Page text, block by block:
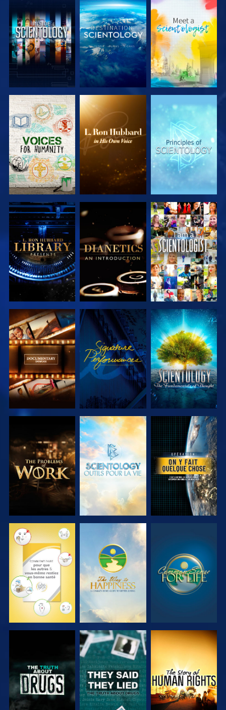
DÉCOUVRIR
LES SÉRIES
DÉCOUVRIR
LES SÉRIES
DÉCOUVRIR
LES SÉRIES
DÉCOUVRIR
LES SÉRIES
DÉCOUVRIR
LES SÉRIES
REGARDER
DÉCOUVRIR
LES SÉRIES
REGARDER
DÉCOUVRIR
LES SÉRIES
DÉCOUVRIR
LES SÉRIES
DÉCOUVRIR
LES SÉRIES
REGARDER
REGARDER REGARDER REGARDER
REGARDER REGARDER